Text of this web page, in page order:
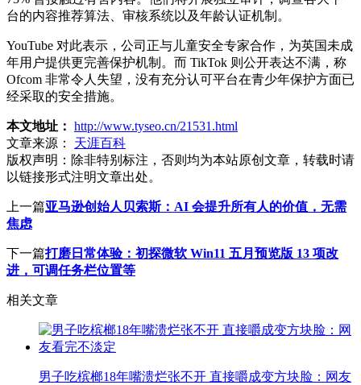
台的内容推荐算法、审核系统以及年龄认证机制。
YouTube 对此表示，公司正与儿童安全专家合作，为英国未成
年用户提供更完善保护机制。而 TikTok 则公开表达不满，称
Ofcom 非常令人失望，没有充分认可平台在青少年保护方面已
经采取的安全措施。
本文地址： http://www.tyseo.cn/21531.html
文章来源：
天涯百科
版权声明： 除非特别标注，否则均为本站原创文章，转载时请
以链接形式注明文章出处。
上一篇亚马逊创始人贝索斯：AI 会提升所有人的价值，无需
焦虑
下一篇打磨日常体验：初探微软 Win11 五月预览版 13 项改
进，可调任务栏位置等
相关文章
男子吃槟榔18年嘴溃烂张不开 直接嚼成变方块脸：网友